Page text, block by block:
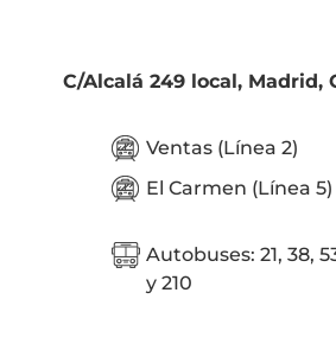
C/Alcalá 249 local, Madrid,
Ventas (Línea 2)
El Carmen (Línea 5)
Autobuses: 21, 38,
y 210